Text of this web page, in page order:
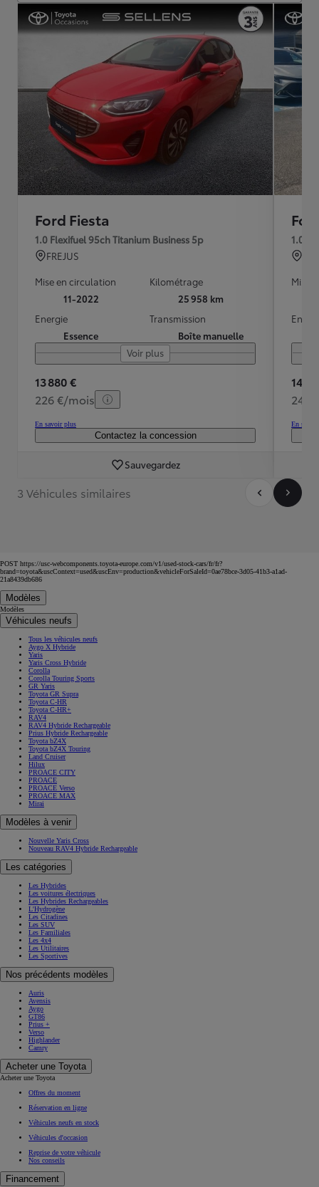
Ford Fiesta
1.0 Flexifuel 95ch Titanium Business 5p
FREJUS
Mise en circulation
11-2022
Kilométrage
25 958 km
Energie
Essence
Transmission
Boîte manuelle
Voir plus
13 880 €
226 €/mois
En savoir plus
Contactez la concession
Sauvegardez
1.0
Mise
14
240
En
3 Véhicules similaires
POST https://usc-webcomponents.toyota-europe.com/v1/used-stock-cars/fr/fr?
brand=toyota&uscContext=used&uscEnv=production&vehicleForSaleId=0ae78bce-3d05-41b3-a1ad-
21a8439db686
Modèles
Modèles
Véhicules neufs
Tous les véhicules neufs
Aygo X Hybride
Yaris
Yaris Cross Hybride
Corolla
Corolla Touring Sports
GR Yaris
Toyota GR Supra
Toyota C-HR
Toyota C-HR+
RAV4
RAV4 Hybride Rechargeable
Prius Hybride Rechargeable
Toyota bZ4X
Toyota bZ4X Touring
Land Cruiser
Hilux
PROACE CITY
PROACE
PROACE Verso
PROACE MAX
Mirai
Modèles à venir
Nouvelle Yaris Cross
Nouveau RAV4 Hybride Rechargeable
Les catégories
Les Hybrides
Les voitures électriques
Les Hybrides Rechargeables
L'Hydrogène
Les Citadines
Les SUV
Les Familiales
Les 4x4
Les Utilitaires
Les Sportives
Nos précédents modèles
Auris
Avensis
Aygo
GT86
Prius +
Verso
Highlander
Camry
Acheter une Toyota
Acheter une Toyota
Offres du moment
Réservation en ligne
Véhicules neufs en stock
Véhicules d'occasion
Reprise de votre véhicule
Nos conseils
Financement